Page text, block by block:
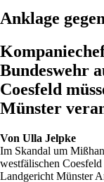
Anklage
Bundeswehr
Coesfeld
Münster
Von Ulla Jelpke
Im Skandal um
westfälischen
Landgericht Münster